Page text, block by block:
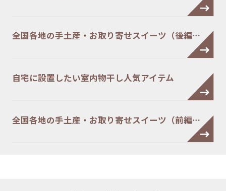
全国各地の手土産・お取り寄せスイーツ（後編…
自宅に設置したい室内物干し人気アイテム
全国各地の手土産・お取り寄せスイーツ（前編…